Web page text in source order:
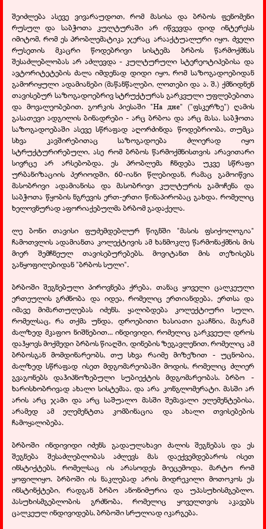
შეიძლება ასევე ვივარაუდოთ, რომ მასისა და ბრბოს ფენომენი
რუსულ და საბჭოთა კულტურაში არ იწვევდა დიდ ინტერესს
იმიტომ, რომ ეს პრობლემატიკა ჯერაც არააქტუალური იყო. ძველი
რუსეთის მკაცრი წოდებრივი სისტემა ბრბოს წარმოქმნას
შესაძლებლობას არ აძლევდა - კულტურული სტერეოტიპებისა და
ავტორიტეტების ძალა იმდენად დიდი იყო, რომ საზოგადოებიდან
გამორიყული ადამიანები (მაწანწალები, ლოთები და ა. შ.) ქმნიდნენ
თავისებურ საზოგადოებრივ სტრუქტურას გარკვული უფლებებითა
და მოვალეობებით. გორკის პიესაში "На дне" ("ფსკერზე") ღამის
გასათევი ადგილის ბინადრები - არც ბრბოა და არც მასა. საბჭოთა
საზოგადოებაში ასევე სწრაფად აღორძინდა წოდებრიობა, თუმცა
სხვა კავშირებითაც საზოგადოება ძლიერად იყო
სტრუქტურირებული, ასე რომ ბრბოს წარმოქმნისთვის არავითარი
სივრცე არ არსებობდა. ეს პრობლემა ჩნდება უკვე სწრაფი
ურბანიზაციის პერიოდში, 60-იანი წლებიდან, რამაც გამოიწვია
მასობრივი ადამიანისა და მასობრივი კულტურის გამოჩენა და
საბჭოთა წყობის ნგრევის ერთ-ერთი წინაპირობაც გახდა, რომელიც
ხელოვნურად აფორიაქებულმა ბრბომ გადაქელა.
ლე ბონი თავისი ფუძემდებლურ წიგნში "მასის ფსიქოლოგია"
ჩამოთვლის ადამიანთა კოლექტივის ამ ხანმოკლე წარმონაქმნის მის
მიერ შემჩნეულ თავისებურებებს. მოვიტანთ მის თეზისებს
განყოფილებიდან "ბრბოს სული".
ბრბოში შეგნებული პიროვნება ქრება, თანაც ყოველი ცალკეული
ერთეულის გრძნობა და იდეა, რომელიც ერთიანდება, ერთსა და
იმავე მიმართულებას იძენს. ყალიბდება კოლექტიური სული,
რომელსაც, რა თქმა უნდა, დროებითი ხასიათი გააჩნია, მაგრამ
ძალზედ მკაფიო ნიშნებით... ინდივიდი, რომელიც გარკვეულ დროს
დაჰყოვს მოქმედი ბრბოს წიაღში, დინების ზეგავლენით, რომელიც ამ
ბრბოსგან მომდინარეობს, თუ სხვა რაიმე მიზეზით - უცნობია,
ძალზედ სწრაფად ისეთ მდგომარეობაში მოდის, რომელიც ძლიერ
გვაგონებს დაჰიპნოზებული სუბიექტის მდგომარეობას. ბრბო -
ხარისხობრივად ახალი სისტემაა, და არა კონგლომერატი. მასში არ
არის არც ჯამი და არც საშუალო მასში შემავალი ელემენტებისა,
არამედ ამ ელემენტთა კომბინაცია და ახალი თვისებების
ჩამოყალიბება.
ბრბოში ინდივიდი იძენს გადაულახავი ძალის შეგნებას და ეს
შეგნება შესაძლებლობას აძლევს მას დაექვემდებაროს ისეთ
ინსტიქტებს, რომელსაც ის არასოდეს მიეცემოდა, მარტო რომ
ყოფილიყო. ბრბოში ის ნაკლებად არის მიდრეკილი მოთოკოს ეს
ინსტინქტები, რადგან ბრბო ანონიმურია და უპასუხისმგებლო.
პასუხისმგებლობის გრძნობა, რომელიც ყოველთვის აკავებს
ცალკეულ ინდივიდებს, ბრბოში სრულიად იკარგება.